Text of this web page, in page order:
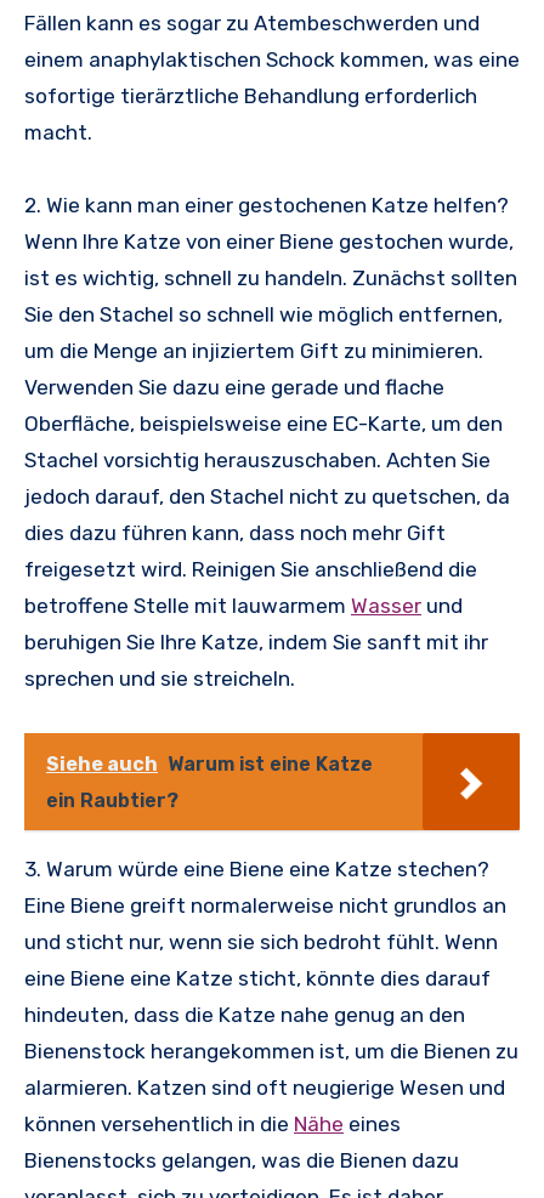
Fällen kann es sogar zu Atembeschwerden und
einem anaphylaktischen Schock kommen, was eine
sofortige tierärztliche Behandlung erforderlich
macht.
2. Wie kann man einer gestochenen Katze helfen?
Wenn Ihre Katze von einer Biene gestochen wurde,
ist es wichtig, schnell zu handeln. Zunächst sollten
Sie den Stachel so schnell wie möglich entfernen,
um die Menge an injiziertem Gift zu minimieren.
Verwenden Sie dazu eine gerade und flache
Oberfläche, beispielsweise eine EC-Karte, um den
Stachel vorsichtig herauszuschaben. Achten Sie
jedoch darauf, den Stachel nicht zu quetschen, da
dies dazu führen kann, dass noch mehr Gift
freigesetzt wird. Reinigen Sie anschließend die
betroffene Stelle mit lauwarmem Wasser und
beruhigen Sie Ihre Katze, indem Sie sanft mit ihr
sprechen und sie streicheln.
Siehe auch Warum ist eine Katze
ein Raubtier?
3. Warum würde eine Biene eine Katze stechen?
Eine Biene greift normalerweise nicht grundlos an
und sticht nur, wenn sie sich bedroht fühlt. Wenn
eine Biene eine Katze sticht, könnte dies darauf
hindeuten, dass die Katze nahe genug an den
Bienenstock herangekommen ist, um die Bienen zu
alarmieren. Katzen sind oft neugierige Wesen und
können versehentlich in die Nähe eines
Bienenstocks gelangen, was die Bienen dazu